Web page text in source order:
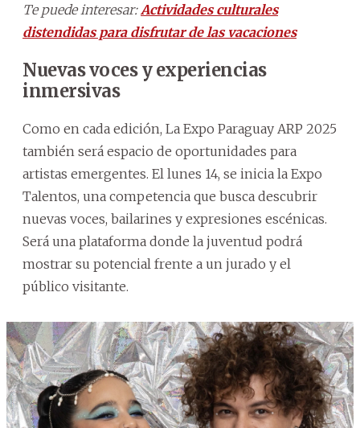
Te puede interesar: Actividades culturales
distendidas para disfrutar de las vacaciones
Nuevas voces y experiencias
inmersivas
Como en cada edición, La Expo Paraguay ARP 2025
también será espacio de oportunidades para
artistas emergentes. El lunes 14, se inicia la Expo
Talentos, una competencia que busca descubrir
nuevas voces, bailarines y expresiones escénicas.
Será una plataforma donde la juventud podrá
mostrar su potencial frente a un jurado y el
público visitante.